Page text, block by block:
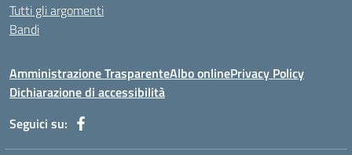
Tutti gli argomenti
Bandi
Amministrazione TrasparenteAlbo onlinePrivacy Policy
Dichiarazione di accessibilità
Seguici su: